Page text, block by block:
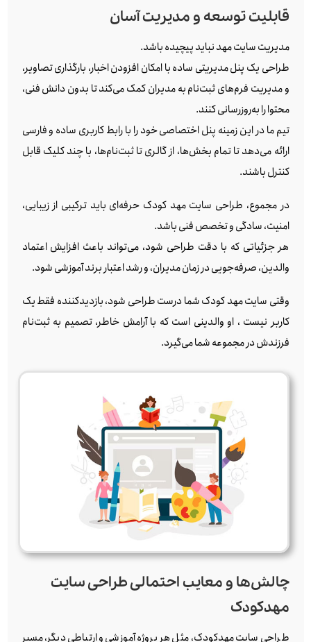
قابلیت توسعه و مدیریت آسان
مدیریت سایت مهد نباید پیچیده باشد.
طراحی یک پنل مدیریتی ساده با امکان افزودن اخبار، بارگذاری تصاویر،
و مدیریت فرم‌های ثبت‌نام به مدیران کمک می‌کند تا بدون دانش فنی،
محتوا را به‌روزرسانی کنند.
تیم ما در این زمینه پنل اختصاصی خود را با رابط کاربری ساده و فارسی
ارائه می‌دهد تا تمام بخش‌ها، از گالری تا ثبت‌نام‌ها، با چند کلیک قابل
کنترل باشند.
در مجموع، طراحی سایت مهد کودک حرفه‌ای باید ترکیبی از زیبایی،
امنیت، سادگی و تخصص فنی باشد.
هر جزئیاتی که با دقت طراحی شود، می‌تواند باعث افزایش اعتماد
والدین، صرفه‌جویی در زمان مدیران، و رشد اعتبار برند آموزشی شود.
وقتی سایت مهد کودک شما درست طراحی شود، بازدیدکننده فقط یک
کاربر نیست ، او والدینی است که با آرامش خاطر، تصمیم به ثبت‌نام
فرزندش در مجموعه شما می‌گیرد.
چالش‌ها و معایب احتمالی طراحی سایت
مهدکودک
طراحی سایت مهدکودک، مثل هر پروژه آموزشی و ارتباطی دیگر، مسیر